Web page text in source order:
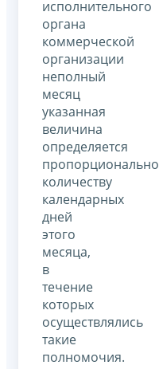
исполнительного
органа
коммерческой
организации
неполный
месяц
указанная
величина
определяется
пропорционально
количеству
календарных
дней
этого
месяца,
в
течение
которых
осуществлялись
такие
полномочия.